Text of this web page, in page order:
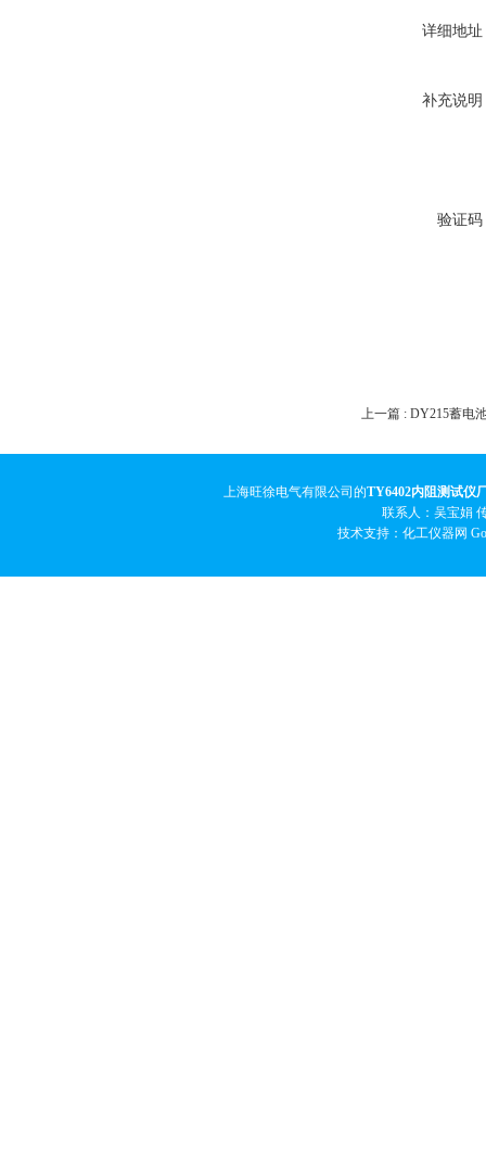
详细地址
补充说明
验证码
上一篇 : DY215蓄电
上海旺徐电气有限公司的TY6402内阻测试仪
联系人：吴宝娟
技术支持：化工仪器网